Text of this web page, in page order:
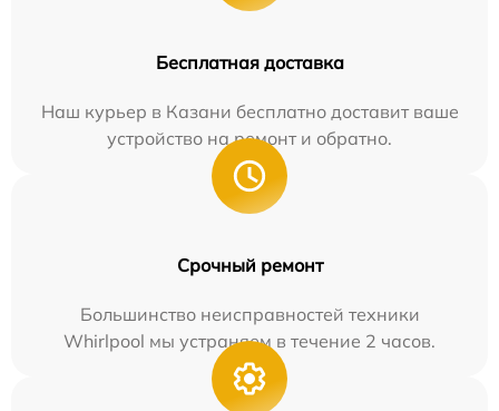
Бесплатная доставка
Наш курьер в Казани бесплатно доставит ваше
устройство на ремонт и обратно.
Срочный ремонт
Большинство неисправностей техники
Whirlpool мы устраняем в течение 2 часов.